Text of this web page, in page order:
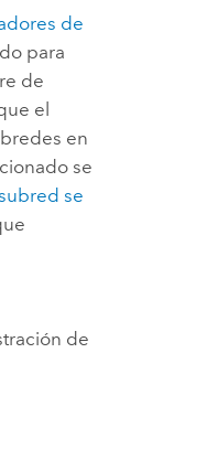
de
para
de
el
en
se
se
de